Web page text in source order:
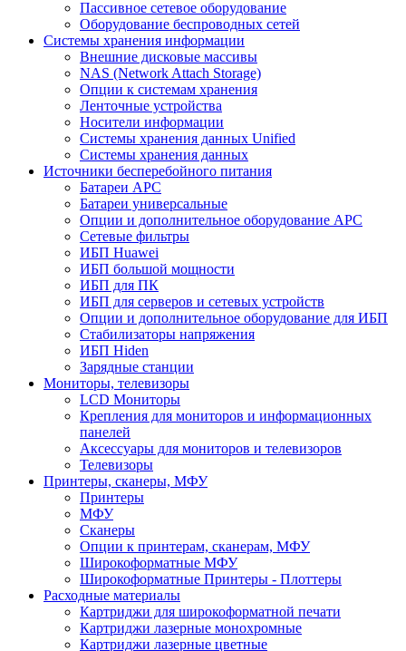
Пассивное сетевое оборудование
Оборудование беспроводных сетей
Системы хранения информации
Внешние дисковые массивы
NAS (Network Attach Storage)
Опции к системам хранения
Ленточные устройства
Носители информации
Системы хранения данных Unified
Системы хранения данных
Источники бесперебойного питания
Батареи APC
Батареи универсальные
Опции и дополнительное оборудование АРС
Сетевые фильтры
ИБП Huawei
ИБП большой мощности
ИБП для ПК
ИБП для серверов и сетевых устройств
Опции и дополнительное оборудование для ИБП
Стабилизаторы напряжения
ИБП Hiden
Зарядные станции
Мониторы, телевизоры
LCD Мониторы
Крепления для мониторов и информационных
панелей
Аксессуары для мониторов и телевизоров
Телевизоры
Принтеры, сканеры, МФУ
Принтеры
МФУ
Сканеры
Опции к принтерам, сканерам, МФУ
Широкоформатные МФУ
Широкоформатные Принтеры - Плоттеры
Расходные материалы
Картриджи для широкоформатной печати
Картриджи лазерные монохромные
Картриджи лазерные цветные